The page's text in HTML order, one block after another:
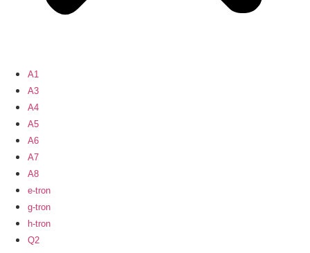
A1
A3
A4
A5
A6
A7
A8
e-tron
g-tron
h-tron
Q2